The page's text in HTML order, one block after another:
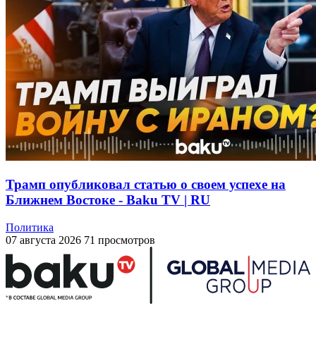
Трамп опубликовал статью о своем успехе на
Ближнем Востоке - Baku TV | RU
Политика
07 августа 2026 71 просмотров